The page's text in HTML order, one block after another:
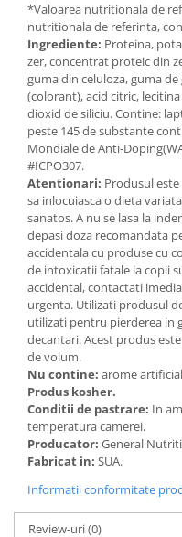
*Valoarea nutritionala de
nutritionala de referinta,
Ingrediente: Proteina,
zer, concentrat proteic din
guma din celuloza, guma
(colorant), acid citric,
dioxid de siliciu. Contine:
peste 145 de substante
Mondiale de Anti-
#ICPO307.
Atentionari: Produsul
sa inlocuiasca o dieta
sanatos. A nu se lasa la
depasi doza recomandata
accidentala cu produse cu
de intoxicatii fatale la copii
accidental, contactati
urgenta. Utilizati produsul
utilizati pentru pierderea in
decantari. Acest produs
de volum.
Nu contine: arome
Produs kosher.
Conditii de pastrare: In
temperatura camerei.
Producator: General
Fabricat in: SUA.
Informatii conformitate
Review-uri(0)